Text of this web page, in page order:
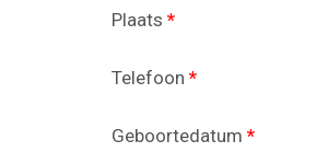
Plaats *
Telefoon *
Geboortedatum *